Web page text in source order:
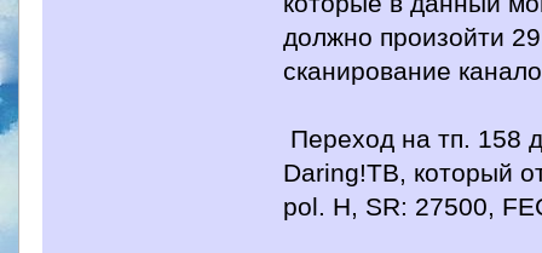
должно произойти
сканирование
Переход на тп. 158
Daring!ТВ, который
pol. H, SR: 27500,